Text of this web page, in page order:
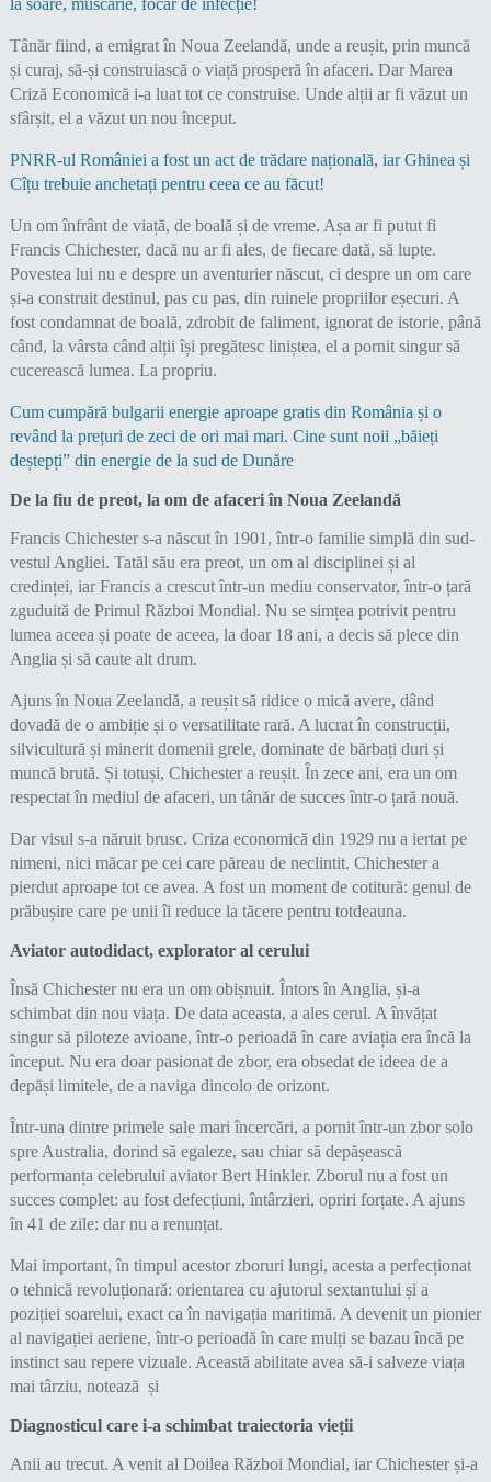
la soare, muscărie, focar de infecție!
Tânăr fiind, a emigrat în Noua Zeelandă, unde a reușit, prin muncă
și curaj, să-și construiască o viață prosperă în afaceri. Dar Marea
Criză Economică i-a luat tot ce construise. Unde alții ar fi văzut un
sfârșit, el a văzut un nou început.
PNRR-ul României a fost un act de trădare națională, iar Ghinea și
Cîțu trebuie anchetați pentru ceea ce au făcut!
Un om înfrânt de viață, de boală și de vreme. Așa ar fi putut fi
Francis Chichester, dacă nu ar fi ales, de fiecare dată, să lupte.
Povestea lui nu e despre un aventurier născut, ci despre un om care
și-a construit destinul, pas cu pas, din ruinele propriilor eșecuri. A
fost condamnat de boală, zdrobit de faliment, ignorat de istorie, până
când, la vârsta când alții își pregătesc liniștea, el a pornit singur să
cucerească lumea. La propriu.
Cum cumpără bulgarii energie aproape gratis din România și o
revând la prețuri de zeci de ori mai mari. Cine sunt noii „băieți
deștepți” din energie de la sud de Dunăre
De la fiu de preot, la om de afaceri în Noua Zeelandă
Francis Chichester s-a născut în 1901, într-o familie simplă din sud-
vestul Angliei. Tatăl său era preot, un om al disciplinei și al
credinței, iar Francis a crescut într-un mediu conservator, într-o țară
zguduită de Primul Război Mondial. Nu se simțea potrivit pentru
lumea aceea și poate de aceea, la doar 18 ani, a decis să plece din
Anglia și să caute alt drum.
Ajuns în Noua Zeelandă, a reușit să ridice o mică avere, dând
dovadă de o ambiție și o versatilitate rară. A lucrat în construcții,
silvicultură și minerit domenii grele, dominate de bărbați duri și
muncă brută. Și totuși, Chichester a reușit. În zece ani, era un om
respectat în mediul de afaceri, un tânăr de succes într-o țară nouă.
Dar visul s-a năruit brusc. Criza economică din 1929 nu a iertat pe
nimeni, nici măcar pe cei care păreau de neclintit. Chichester a
pierdut aproape tot ce avea. A fost un moment de cotitură: genul de
prăbușire care pe unii îi reduce la tăcere pentru totdeauna.
Aviator autodidact, explorator al cerului
Însă Chichester nu era un om obișnuit. Întors în Anglia, și-a
schimbat din nou viața. De data aceasta, a ales cerul. A învățat
singur să piloteze avioane, într-o perioadă în care aviația era încă la
început. Nu era doar pasionat de zbor, era obsedat de ideea de a
depăși limitele, de a naviga dincolo de orizont.
Într-una dintre primele sale mari încercări, a pornit într-un zbor solo
spre Australia, dorind să egaleze, sau chiar să depășească
performanța celebrului aviator Bert Hinkler. Zborul nu a fost un
succes complet: au fost defecțiuni, întârzieri, opriri forțate. A ajuns
în 41 de zile: dar nu a renunțat.
Mai important, în timpul acestor zboruri lungi, acesta a perfecționat
o tehnică revoluționară: orientarea cu ajutorul sextantului și a
poziției soarelui, exact ca în navigația maritimă. A devenit un pionier
al navigației aeriene, într-o perioadă în care mulți se bazau încă pe
instinct sau repere vizuale. Această abilitate avea să-i salveze viața
mai târziu, notează și
Diagnosticul care i-a schimbat traiectoria vieții
Anii au trecut. A venit al Doilea Război Mondial, iar Chichester și-a